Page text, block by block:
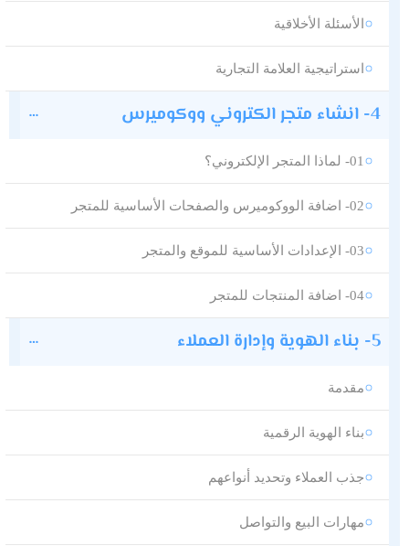
الأسئلة الأخلاقية
استراتيجية العلامة التجارية
4- انشاء متجر الكتروني ووكوميرس
01- لماذا المتجر الإلكتروني؟
02- اضافة الووكوميرس والصفحات الأساسية للمتجر
03- الإعدادات الأساسية للموقع والمتجر
04- اضافة المنتجات للمتجر
5- بناء الهوية وإدارة العملاء
مقدمة
بناء الهوية الرقمية
جذب العملاء وتحديد أنواعهم
مهارات البيع والتواصل